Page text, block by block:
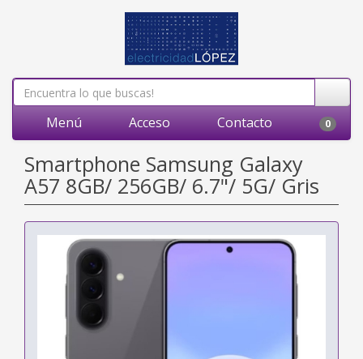
Menú Acceso Contacto 0
Smartphone Samsung Galaxy
A57 8GB/ 256GB/ 6.7"/ 5G/ Gris